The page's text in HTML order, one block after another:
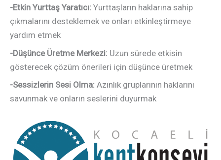
-Etkin Yurttaş Yaratıcı: Yurttaşların haklarına sahip
çıkmalarını desteklemek ve onları etkinleştirmeye
yardım etmek
-Düşünce Üretme Merkezi: Uzun sürede etkisin
gösterecek çözüm önerileri için düşünce üretmek
-Sessizlerin Sesi Olma: Azınlık gruplarının haklarını
savunmak ve onların seslerini duyurmak